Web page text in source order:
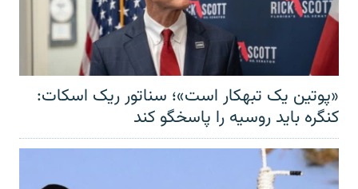
«پوتین یک تبهکار است»؛ سناتور ریک اسکات:
کنگره باید روسیه را پاسخگو کند